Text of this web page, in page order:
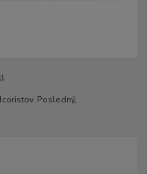
Posledný,